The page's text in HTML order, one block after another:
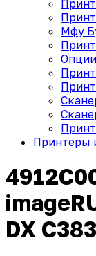
Мфу
Принтеры
DX